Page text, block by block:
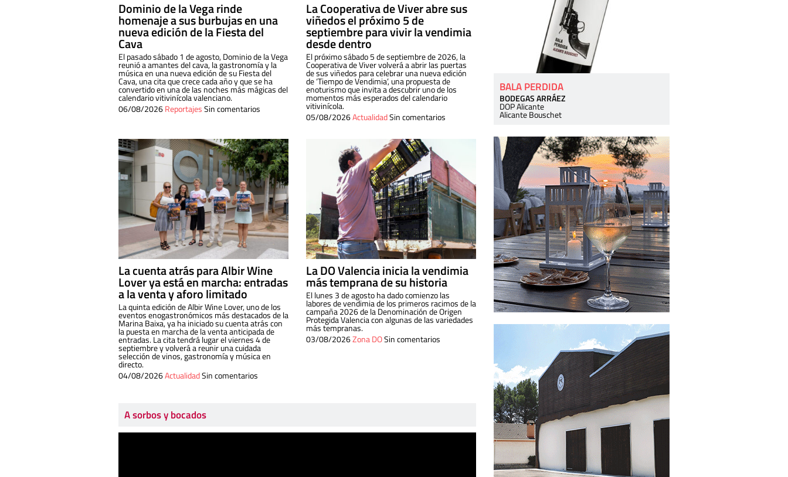
Dominio de la Vega rinde
homenaje a sus burbujas en una
nueva edición de la Fiesta del
Cava
El pasado sábado 1 de agosto, Dominio de la Vega
reunió a amantes del cava, la gastronomía y la
música en una nueva edición de su Fiesta del
Cava, una cita que crece cada año y que se ha
convertido en una de las noches más mágicas del
calendario vitivinícola valenciano.
06/08/2026ReportajesSin comentarios
La Cooperativa de Viver abre sus
viñedos el próximo 5 de
septiembre para vivir la vendimia
desde dentro
El próximo sábado 5 de septiembre de 2026, la
Cooperativa de Viver volverá a abrir las puertas
de sus viñedos para celebrar una nueva edición
de ‘Tiempo de Vendimia’, una propuesta de
enoturismo que invita a descubrir uno de los
momentos más esperados del calendario
vitivinícola.
05/08/2026ActualidadSin comentarios
La cuenta atrás para Albir Wine
Lover ya está en marcha: entradas
a la venta y aforo limitado
La quinta edición de Albir Wine Lover, uno de los
eventos enogastronómicos más destacados de la
Marina Baixa, ya ha iniciado su cuenta atrás con
la puesta en marcha de la venta anticipada de
entradas. La cita tendrá lugar el viernes 4 de
septiembre y volverá a reunir una cuidada
selección de vinos, gastronomía y música en
directo.
04/08/2026ActualidadSin comentarios
La DO Valencia inicia la vendimia
más temprana de su historia
El lunes 3 de agosto ha dado comienzo las
labores de vendimia de los primeros racimos de la
campaña 2026 de la Denominación de Origen
Protegida Valencia con algunas de las variedades
más tempranas.
03/08/2026Zona DOSin comentarios
A sorbos y bocados
BALA PERDIDA
BODEGAS ARRÁEZ
DOP Alicante
Alicante Bouschet